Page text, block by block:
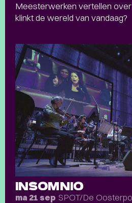
Meesterwerken vertellen over
klinkt de wereld van vandaag?
INSOMNIO
ma 21 sep SPOT/De